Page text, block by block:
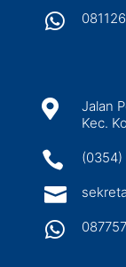


Jalan
Kec.


